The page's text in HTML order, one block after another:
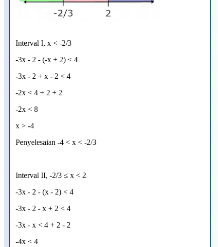
Interval I, x < -2/3
-3x - 2 - (-x + 2) < 4
-3x - 2 + x - 2 < 4
-2x < 4 + 2 + 2
-2x < 8
x > -4
Penyelesaian -4 < x < -2/3
Interval II, -2/3 ≤ x < 2
-3x - 2 - (x - 2) < 4
-3x - 2 - x + 2 < 4
-3x - x < 4 + 2 - 2
-4x < 4